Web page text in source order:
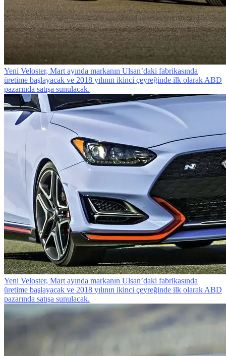
Yeni Veloster, Mart ayında markanın Ulsan’daki fabrikasında
üretime başlayacak ve 2018 yılının ikinci çeyreğinde ilk olarak ABD
pazarında satışa sunulacak.
Yeni Veloster, Mart ayında markanın Ulsan’daki fabrikasında
üretime başlayacak ve 2018 yılının ikinci çeyreğinde ilk olarak ABD
pazarında satışa sunulacak.